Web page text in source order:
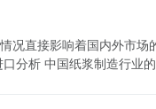
的生产工艺和新的产品，
定性。此外，环保压力和
放和废物处理提出了更
化媒体领域，对于纸张
物品，还要求具备良好的
况直接影响着国内外市场